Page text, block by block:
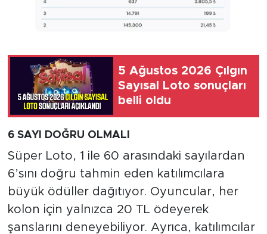
5 Ağustos 2026 Çılgın
Sayısal Loto sonuçları
belli oldu
6 SAYI DOĞRU OLMALI
Süper Loto, 1 ile 60 arasındaki sayılardan
6’sını doğru tahmin eden katılımcılara
büyük ödüller dağıtıyor. Oyuncular, her
kolon için yalnızca 20 TL ödeyerek
şanslarını deneyebiliyor. Ayrıca, katılımcılar